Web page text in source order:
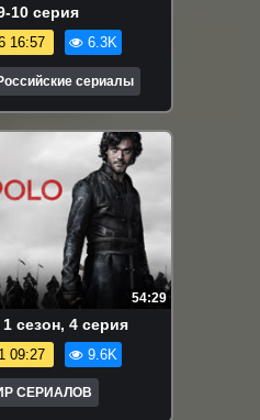
10 серия
16:57 6.3K
сериалы
54:29
сезон, 4 серия
09:27 9.6K
СЕРИАЛОВ